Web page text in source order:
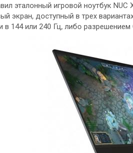
эталонный игровой ноутбук
экран, доступный в трех
в 144 или 240 Гц, либо